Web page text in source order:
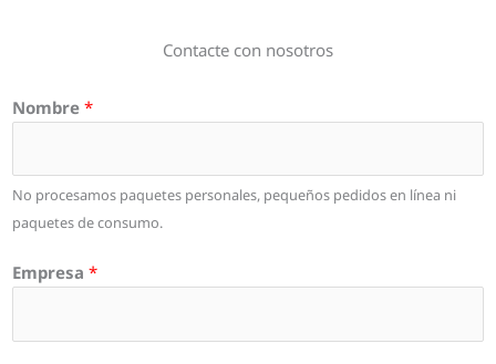
Contacte con nosotros
Nombre *
No procesamos paquetes personales, pequeños pedidos en línea ni
paquetes de consumo.
Empresa *